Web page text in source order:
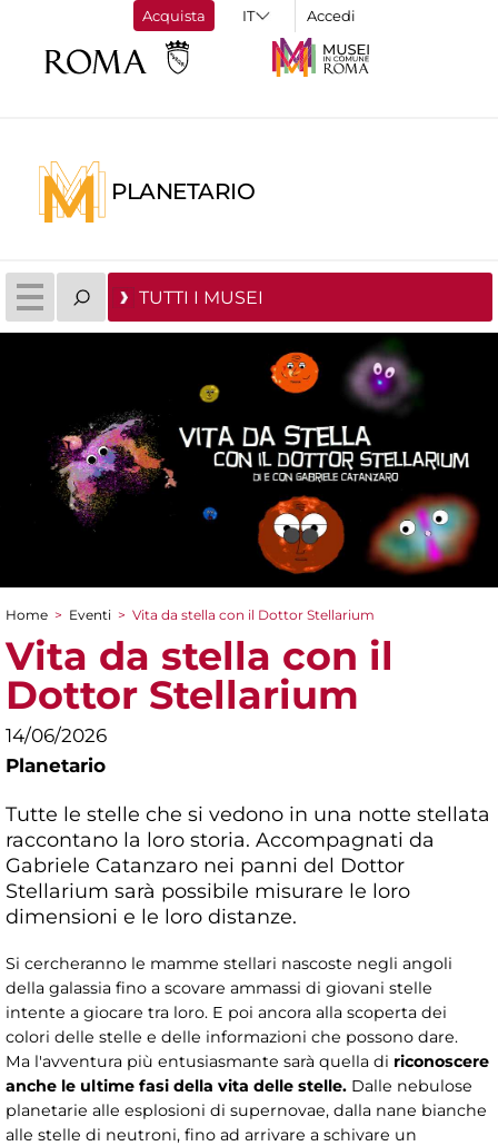
Acquista Accedi
PLANETARIO
TUTTI I MUSEI
Tu sei qui
Home > Eventi > Vita da stella con il Dottor Stellarium
Vita da stella con il
Dottor Stellarium
14/06/2026
Planetario
Tutte le stelle che si vedono in una notte stellata
raccontano la loro storia. Accompagnati da
Gabriele Catanzaro nei panni del Dottor
Stellarium sarà possibile misurare le loro
dimensioni e le loro distanze.
Si cercheranno le mamme stellari nascoste negli angoli
della galassia fino a scovare ammassi di giovani stelle
intente a giocare tra loro. E poi ancora alla scoperta dei
colori delle stelle e delle informazioni che possono dare.
Ma l'avventura più entusiasmante sarà quella di riconoscere
anche le ultime fasi della vita delle stelle. Dalle nebulose
planetarie alle esplosioni di supernovae, dalla nane bianche
alle stelle di neutroni, fino ad arrivare a schivare un